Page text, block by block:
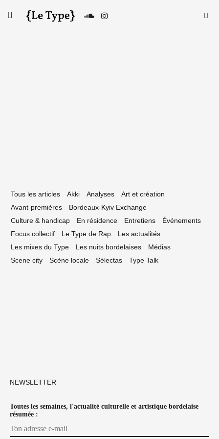
Skip
Le Type
toggle
open/close
Tous les articles Akki Analyses
Art et création
Avant-premières
Bordeaux-Kyiv Exchange
Culture & handicap
En résidence Entretiens
Événements
Focus collectif
Le Type de Rap
Les actualités
Les mixes du Type
Les nuits bordelaises
Médias
Scene city
Scène locale Sélectas Type Talk
NEWSLETTER
Toutes les semaines, l'actualité culturelle et artistique bordelaise
résumée :